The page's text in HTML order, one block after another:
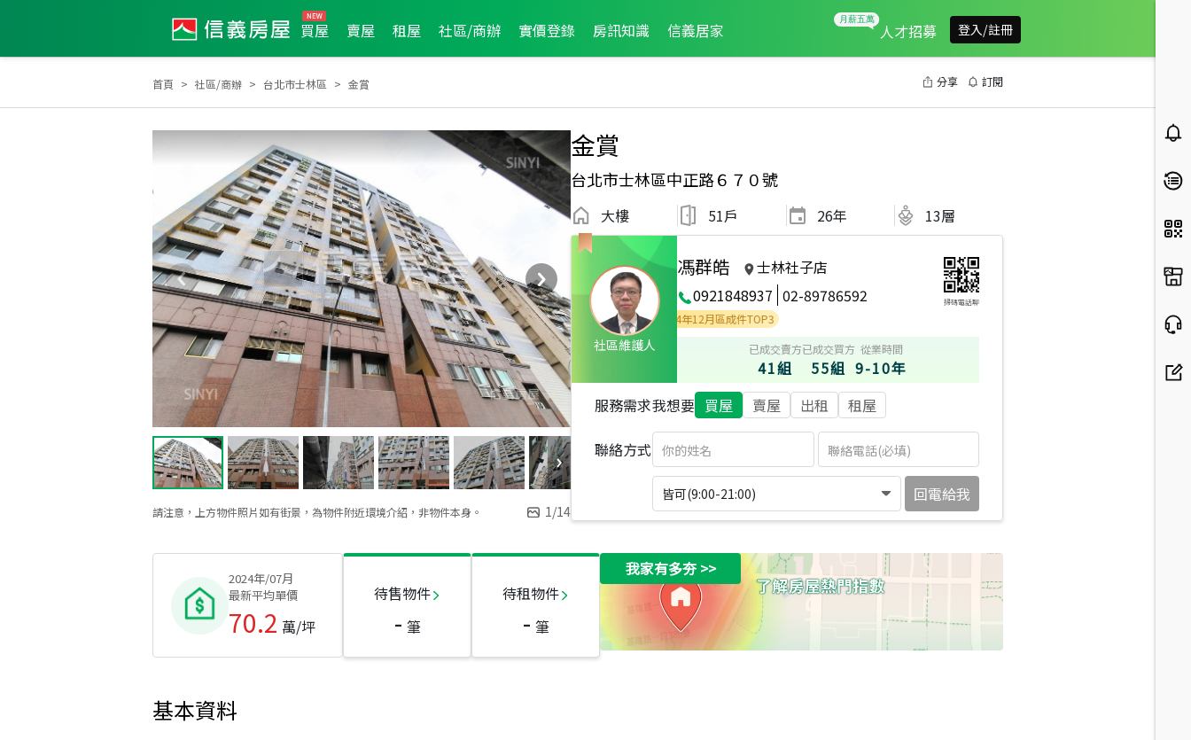
買屋 賣屋 租屋 社區/商辦 實價登錄 房訊知識 信義居家 人才招募 登入/註冊
首頁 社區/商辦 台北市士林區 金賞 分享 訂閱
請注意，上方物件照片如有街景，為物件附近環境介紹，非物件本身。 1/14
金賞
台北市士林區中正路６７０號
大樓 51戶 26年 13層
社區維護人
馮群皓
士林社子店
0921848937 02-89786592 掃碼電話聊
2026年2月區業績TOP1
2025年12月區成件
已成交賣方
41組
已成交買方
55組
從業時間
9-10年
服務需求我想要 買屋 賣屋 出租 租屋
聯絡方式
皆可(9:00-21:00) 回電給我
2024年/07月
最新平均單價
70.2 萬/坪
待售物件
- 筆
待租物件
- 筆
我家有多夯>>
基本資料